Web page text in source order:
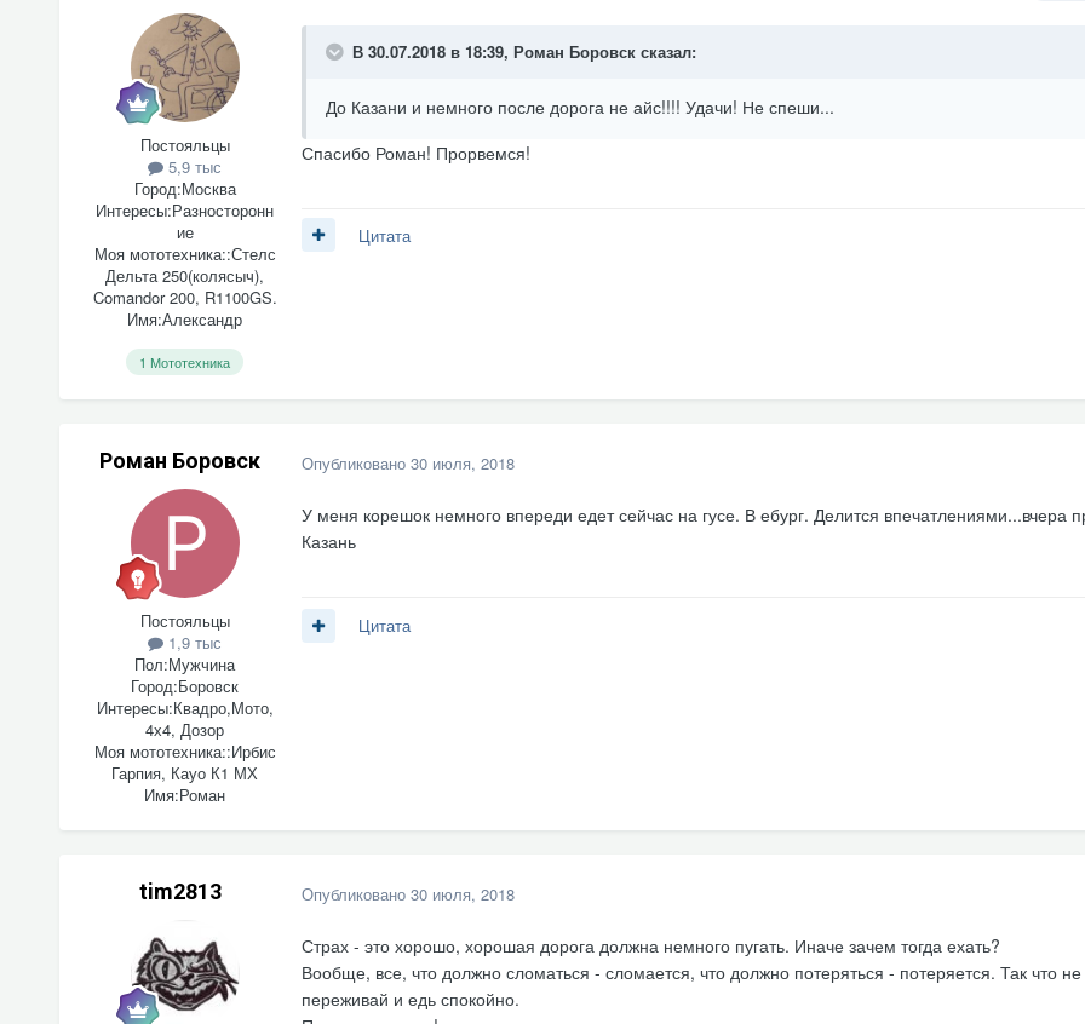
Постояльцы
5,9 тыс
Город:Москва
Интересы:Разносторонн
ие
Моя мототехника::Стелс
Дельта 250(колясыч),
Comandor 200, R1100GS.
Имя:Александр
1 Мототехника
В 30.07.2018 в 18:39, Роман Боровсксказал:
До Казани и немного после дорога не айс!!!! Удачи! Не спеши...
Спасибо Роман! Прорвемся!
Цитата
Роман Боровск
Постояльцы
1,9 тыс
Пол:Мужчина
Город:Боровск
Интересы:Квадро,Мото,
4х4, Дозор
Моя мототехника::Ирбис
Гарпия, Кауо К1 МХ
Имя:Роман
Опубликовано 30 июля, 2018
У меня корешок немного впереди едет сейчас на гусе. В ебург. Делится впечатлениями...вчера
Казань
Цитата
tim2813 Опубликовано 30 июля, 2018
Страх - это хорошо, хорошая дорога должна немного пугать. Иначе зачем тогда ехать?
Вообще, все, что должно сломаться - сломается, что должно потеряться - потеряется. Так что не
переживай и едь спокойно.